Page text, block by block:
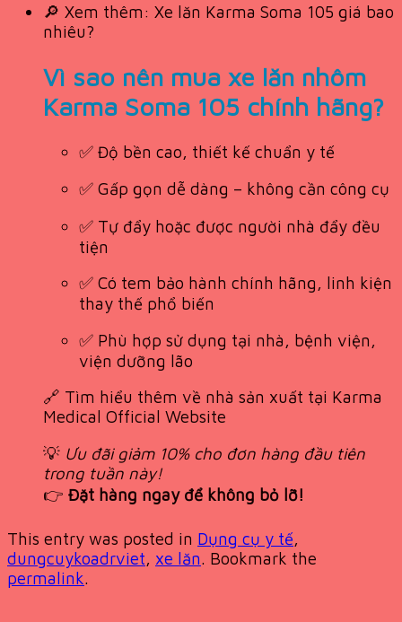
🔎 Xem thêm: Xe lăn Karma Soma 105 giá bao
nhiêu?
Vì sao nên mua xe lăn nhôm
Karma Soma 105 chính hãng?
✅ Độ bền cao, thiết kế chuẩn y tế
✅ Gấp gọn dễ dàng – không cần công cụ
✅ Tự đẩy hoặc được người nhà đẩy đều
tiện
✅ Có tem bảo hành chính hãng, linh kiện
thay thế phổ biến
✅ Phù hợp sử dụng tại nhà, bệnh viện,
viện dưỡng lão
🔗 Tìm hiểu thêm về nhà sản xuất tại Karma
Medical Official Website
💡 Ưu đãi giảm 10% cho đơn hàng đầu tiên
trong tuần này!
👉 Đặt hàng ngay để không bỏ lỡ!
This entry was posted in Dụng cụ y tế,
dungcuykoadrviet, xe lăn. Bookmark the
permalink.